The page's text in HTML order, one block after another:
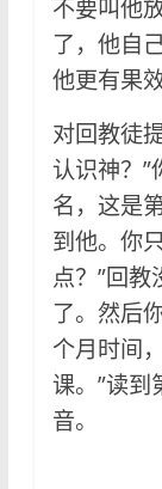
不要叫他
了，他自
他更有果效
对回教徒
认识神？”
名，这是
到他。你
点？”回
了。然后
个月时间
课。”读
音。